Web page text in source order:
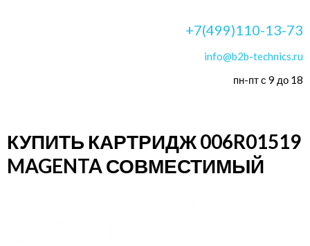
+7(499)110-13-73
info@b2b-technics.ru
пн-пт с 9 до 18
КУПИТЬ КАРТРИДЖ 006R01519
MAGENTA СОВМЕСТИМЫЙ